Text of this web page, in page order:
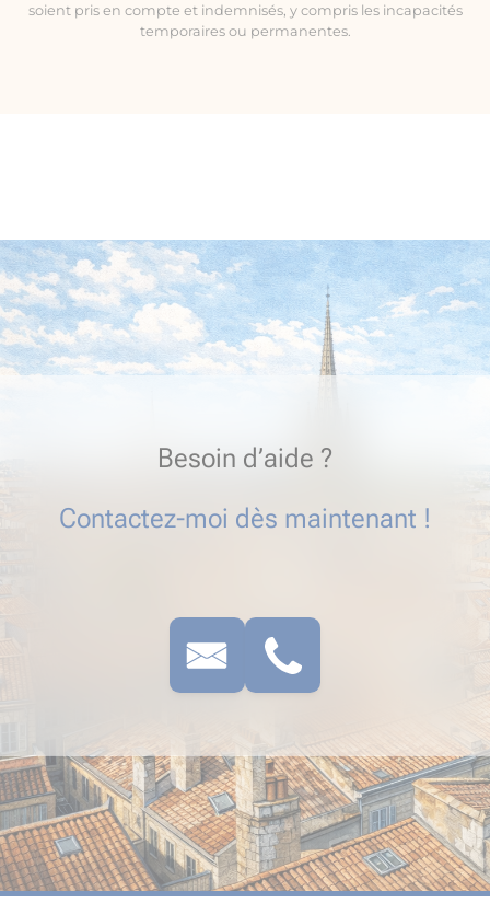
soient pris en compte et indemnisés, y compris les incapacités
temporaires ou permanentes.
Besoin d’aide ?
Contactez-moi dès maintenant !